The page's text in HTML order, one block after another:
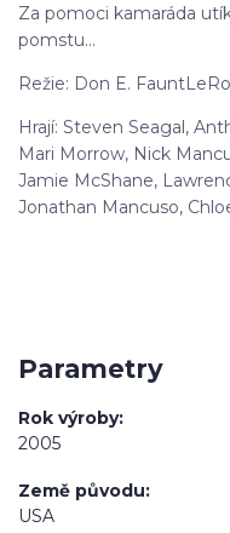
Za pomoci kamaráda
pomstu...
Režie: Don E.
Hrají: Steven Seagal,
Mari Morrow, Nick
Jamie McShane,
Jonathan Mancuso,
Parametry
Rok výroby
2005
Země původu
USA